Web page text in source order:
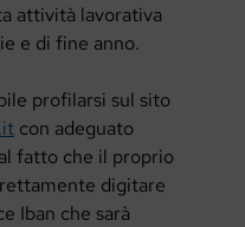
attività lavorativa
e di fine anno.
profilarsi sul sito
con adeguato
fatto che il proprio
digitare
Iban che sarà